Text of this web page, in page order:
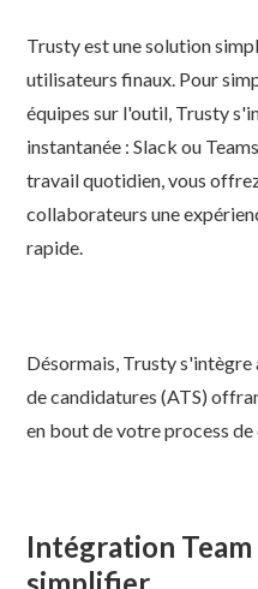
Trusty est une solution
utilisateurs finaux. Pour
équipes sur l'outil, Trusty
instantanée : Slack ou
travail quotidien, vous
collaborateurs une
rapide.
Désormais, Trusty s'intègre
de candidatures (ATS)
en bout de votre process
Intégration